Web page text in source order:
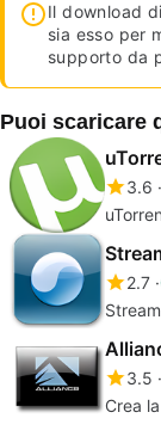
Il download
sia esso per
supporto da
Puoi scaricare
3.6
2.7
3.5
Crea